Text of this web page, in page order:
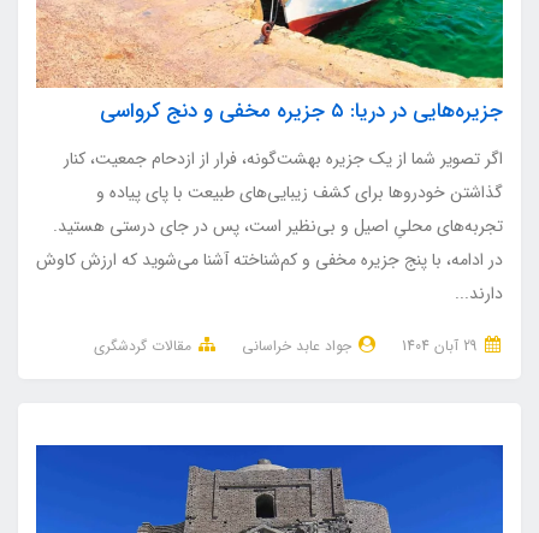
جزیره‌هایی در دریا: ۵ جزیره مخفی و دنج کرواسی
اگر تصویر شما از یک جزیره بهشت‌گونه، فرار از ازدحام جمعیت، کنار
گذاشتن خودروها برای کشف زیبایی‌های طبیعت با پای پیاده و
تجربه‌های محلیِ اصیل و بی‌نظیر است، پس در جای درستی هستید.
در ادامه، با پنج جزیره مخفی و کم‌شناخته آشنا می‌شوید که ارزش کاوش
دارند...
جواد عابد خراسانی مقالات گردشگری